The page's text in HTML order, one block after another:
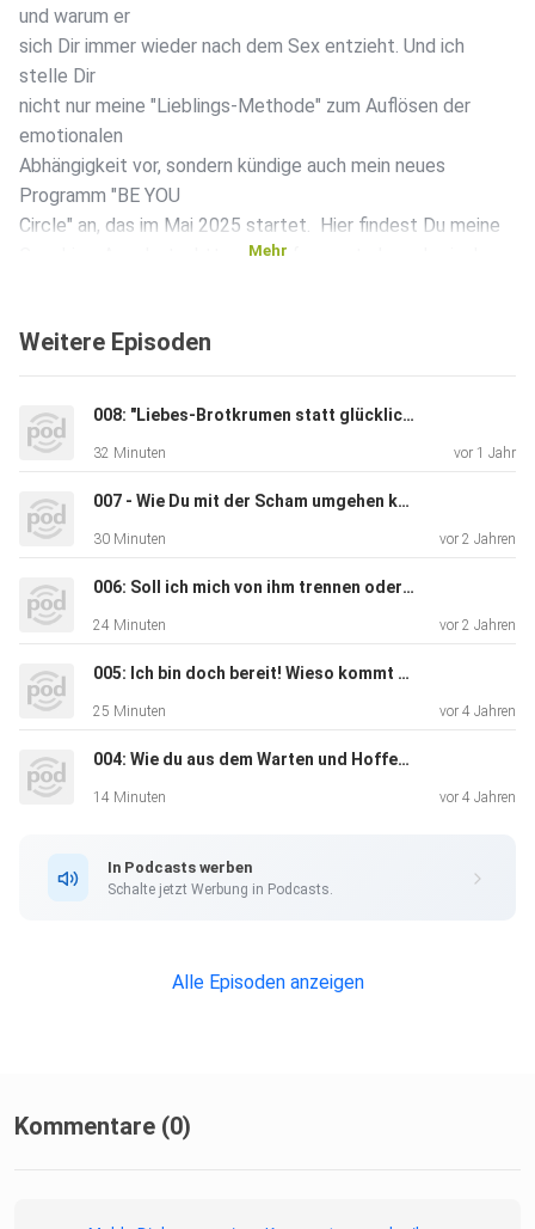
und warum er
sich Dir immer wieder nach dem Sex entzieht. Und ich
stelle Dir
nicht nur meine "Lieblings-Methode" zum Auflösen der
emotionalen
Abhängigkeit vor, sondern kündige auch mein neues
Programm "BE YOU
Circle" an, das im Mai 2025 startet. ️ Hier findest Du meine
Coaching-Angebote: https://die-frauenstarkmacherin.de ️
https://www.facebook.com/groups/stark.fuer.die.liebe ️
gerne auf Instagram:
https://www.instagram.com/die_frauenstarkmacherin
Mehr
Weitere Episoden
008: "Liebes-Brotkrumen statt glückliche Beziehung?"
32 Minuten vor 1 Jahr
007 - Wie Du mit der Scham umgehen kannst!
30 Minuten vor 2 Jahren
006: Soll ich mich von ihm trennen oder nicht?
24 Minuten vor 2 Jahren
005: Ich bin doch bereit! Wieso kommt er nicht?
25 Minuten vor 4 Jahren
004: Wie du aus dem Warten und Hoffen aussteigst!
14 Minuten vor 4 Jahren
In Podcasts werben
Schalte jetzt Werbung in Podcasts.
Alle Episoden anzeigen
Kommentare (0)